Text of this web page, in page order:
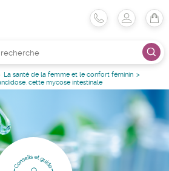
La santé de la femme et le confort féminin
cette mycose intestinale